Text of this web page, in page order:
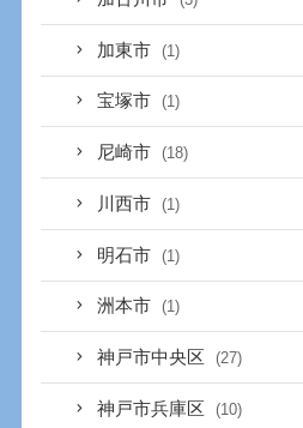
加東市 (1)
宝塚市 (1)
尼崎市 (18)
川西市 (1)
明石市 (1)
洲本市 (1)
神戸市中央区 (27)
神戸市兵庫区 (10)